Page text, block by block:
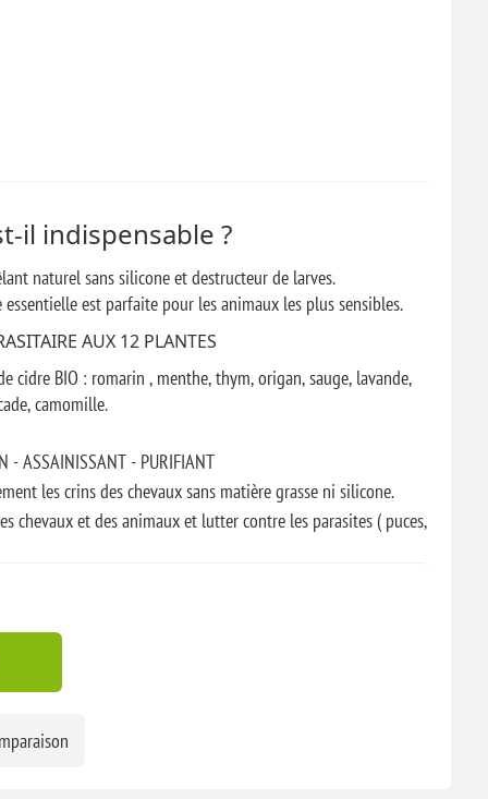
il indispensable ?
naturel sans silicone et destructeur de larves.
est parfaite pour les animaux les plus sensibles.
AUX 12 PLANTES
cidre BIO : romarin , menthe, thym, origan, sauge, lavande,
camomille.
- ASSAINISSANT - PURIFIANT
les crins des chevaux sans matière grasse ni silicone.
chevaux et des animaux et lutter contre les parasites ( puces,
/ ne décape pas l'épiderme
ou 750 ml ( recharge en plastique recyclé)
la bouteille avant utilisation pour bien mélanger les
tout le corps ou sur les zones sensibles. et et le savon soin